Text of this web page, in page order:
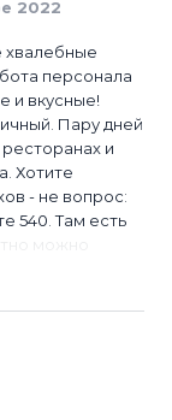
2022
хвалебные
персонала
и вкусные!
Пару дней
и
Хотите
- не вопрос:
540. Там есть
можно